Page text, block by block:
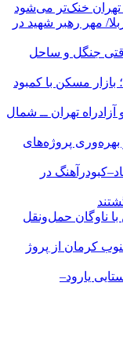
تهران خنک‌تر می‌شود
مهر رهبر شهید در
جنگل و ساحل
مسکن با کمبود
تهران ــ شمال
پروژه‌های
در
اربعین با ناوگان حمل‌ونقل
کرمان از پروژ
یارود–